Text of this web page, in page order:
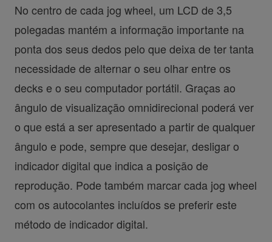
No centro de cada jog wheel, um LCD de 3,5
polegadas mantém a informação importante na
ponta dos seus dedos pelo que deixa de ter tanta
necessidade de alternar o seu olhar entre os
decks e o seu computador portátil. Graças ao
ângulo de visualização omnidirecional poderá ver
o que está a ser apresentado a partir de qualquer
ângulo e pode, sempre que desejar, desligar o
indicador digital que indica a posição de
reprodução. Pode também marcar cada jog wheel
com os autocolantes incluídos se preferir este
método de indicador digital.